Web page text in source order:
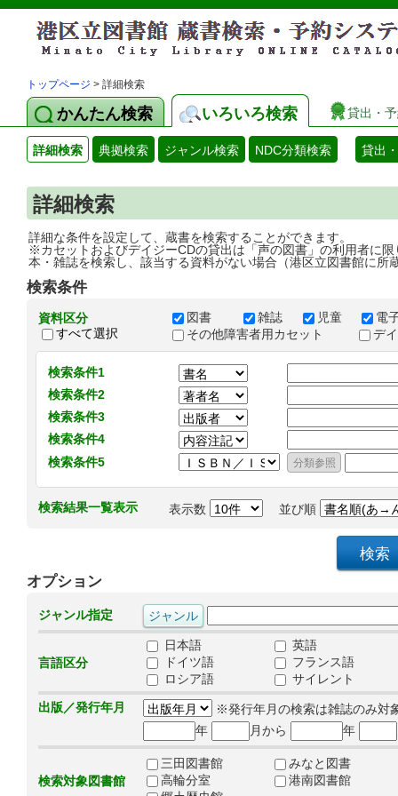
トップページ > 詳細検索
かんたん検索 いろいろ検索 貸出・
詳細検索 典拠検索 ジャンル検索 NDC分類検索 貸出
詳細検索
詳細な条件を設定して、蔵書を検索することができます。
※カセットおよびデイジーCDの貸出は「声の図書」の利用者に限
本・雑誌を検索し、該当する資料がない場合（港区立図書館に所
検索条件
資料区分
すべて選択
図書 雑誌 児童
電
その他障害者用カセット
デ
検索条件1
検索条件2
検索条件3
検索条件4
検索条件5
検索結果一覧表示 表示数 並び順
オプション
ジャンル指定
言語区分
日本語
英語
ドイツ語
フランス語
ロシア語
サイレント
出版／発行年月
※発行年月の検索は雑誌のみ対
年
月から 年
検索対象図書館
三田図書館
みなと図書
高輪分室
港南図書館